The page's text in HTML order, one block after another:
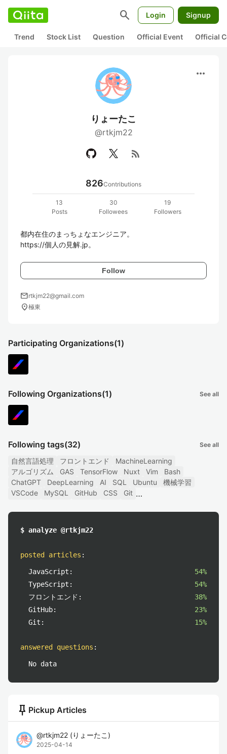
search Login Signup
Trend Stock List Question Official Event Official
more_horiz
りょーたこ
@rtkjm22
rss_feed
826Contributions
13
Posts
30
Followees
19
Followers
都内在住のまっちょなエンジニア。
https://個人の見解.jp。
Follow
mailrtkjm22@gmail.com
location_on極東
Participating Organizations(1)
Following Organizations(1) See all
Following tags(32) See all
自然言語処理 フロントエンド
MachineLearning
アルゴリズム
GAS TensorFlow Nuxt Vim
Bash
ChatGPT
DeepLearning AI SQL Ubuntu
機械学習
VSCode
MySQL GitHub CSS Git
$ analyze @rtkjm22
posted articles :
JavaScript:
54%
TypeScript:
54%
フロントエンド:
38%
GitHub:
23%
Git:
15%
answered questions :
No data
push_pin Pickup Articles
@rtkjm22 (りょーたこ )
2025-04-14